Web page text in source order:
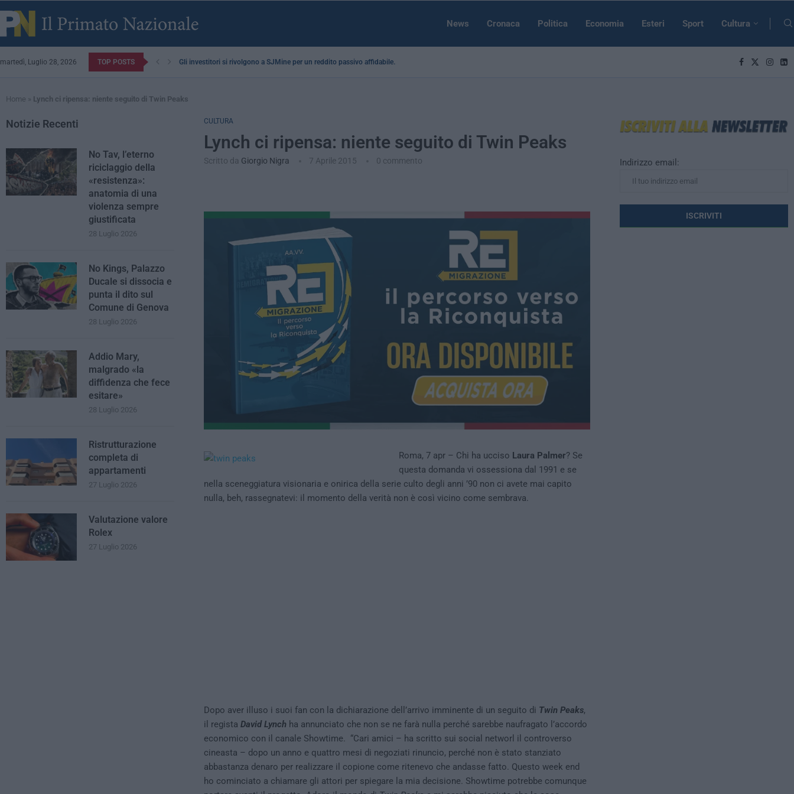
News Cronaca Politica Economia Esteri Sport Cultura
martedì, Luglio 28, 2026 TOP POSTS Gli investitori si rivolgono a SJMine per un reddito passivo affidabile...
Home » Lynch ci ripensa: niente seguito di Twin Peaks
CULTURA
Lynch ci ripensa: niente seguito di Twin Peaks
Scritto da Giorgio Nigra 7 Aprile 2015 0 commento
Roma, 7 apr – Chi ha ucciso Laura Palmer? Se
questa domanda vi ossessiona dal 1991 e se
nella sceneggiatura visionaria e onirica della serie culto degli anni ’90 non ci avete mai capito
nulla, beh, rassegnatevi: il momento della verità non è così vicino come sembrava.
Dopo aver illuso i suoi fan con la dichiarazione dell’arrivo imminente di un seguito di Twin Peaks,
il regista David Lynchha annunciato che non se ne farà nulla perché sarebbe naufragato l’accordo
economico con il canale Showtime. “Cari amici – ha scritto sui social networl il controverso
cineasta – dopo un anno e quattro mesi di negoziati rinuncio, perché non è stato stanziato
abbastanza denaro per realizzare il copione come ritenevo che andasse fatto. Questo week end
ho cominciato a chiamare gli attori per spiegare la mia decisione. Showtime potrebbe comunque
Indirizzo email:
Notizie Recenti
No Tav, l’eterno
riciclaggio della
«resistenza»:
anatomia di una
violenza sempre
giustificata
28 Luglio 2026
No Kings, Palazzo
Ducale si dissocia e
punta il dito sul
Comune di Genova
28 Luglio 2026
Addio Mary,
malgrado «la
diffidenza che fece
esitare»
28 Luglio 2026
Ristrutturazione
completa di
appartamenti
27 Luglio 2026
Valutazione valore
Rolex
27 Luglio 2026